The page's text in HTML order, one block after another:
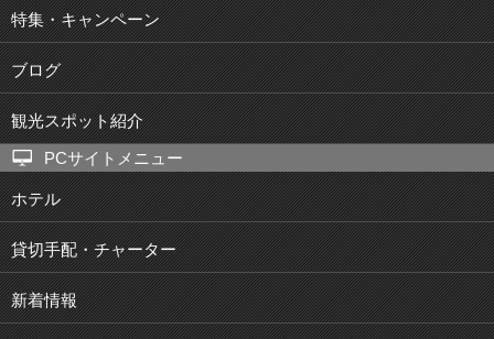
特集・キャンペーン
ブログ
観光スポット紹介
PCサイトメニュー
ホテル
貸切手配・チャーター
新着情報